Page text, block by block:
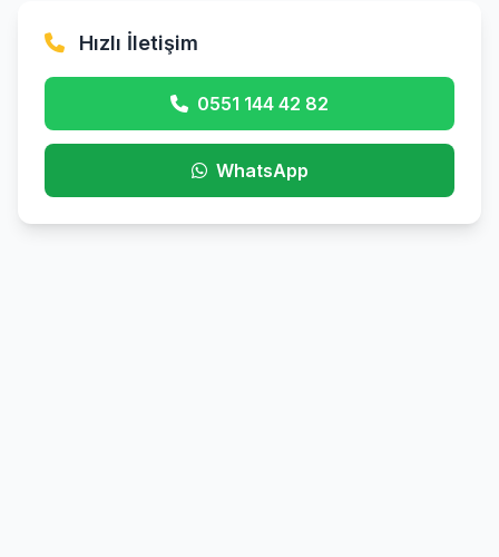
Hızlı İletişim
0551 144 42 82
WhatsApp